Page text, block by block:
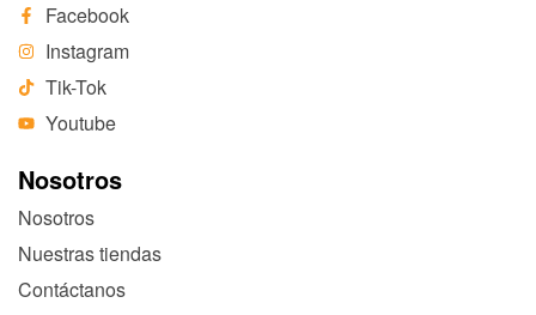
Facebook
Instagram
Tik-Tok
Youtube
Nosotros
Nosotros
Nuestras tiendas
Contáctanos